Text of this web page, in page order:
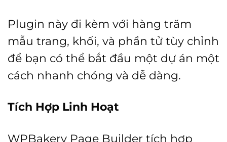
Plugin này đi kèm với hàng trăm
mẫu trang, khối, và phần tử tùy chỉnh
để bạn có thể bắt đầu một dự án một
cách nhanh chóng và dễ dàng.
Tích Hợp Linh Hoạt
WPBakery Page Builder tích hợp